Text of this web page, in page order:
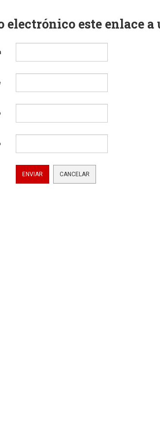
electrónico este enlace a
ENVIAR CANCELAR